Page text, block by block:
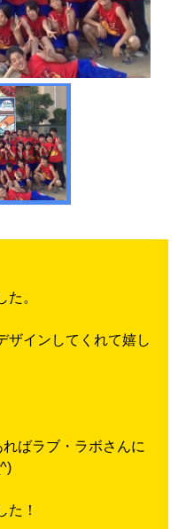
。
ザインしてくれて嬉し
ばラブ・ラボさんに
た！